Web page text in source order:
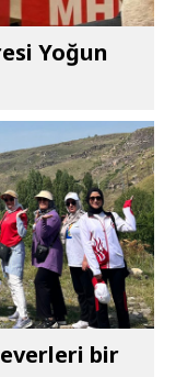
Yoğun
bir